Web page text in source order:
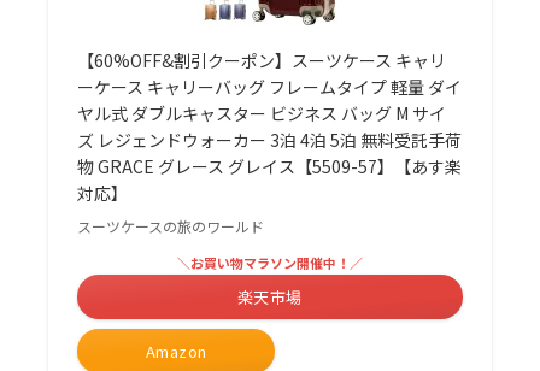
【60%OFF&割引クーポン】スーツケース キャリ
ーケース キャリーバッグ フレームタイプ 軽量 ダイ
ヤル式 ダブルキャスター ビジネス バッグ M サイ
ズ レジェンドウォーカー 3泊 4泊 5泊 無料受託手荷
物 GRACE グレース グレイス【5509-57】【あす楽
対応】
スーツケースの旅のワールド
Amazon
＼お買い物マラソン開催中！／
楽天市場